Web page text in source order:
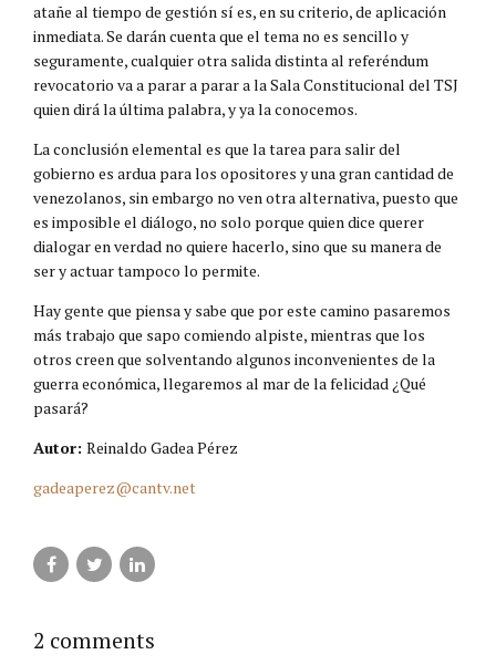
atañe al tiempo de gestión sí es, en su criterio, de aplicación
inmediata. Se darán cuenta que el tema no es sencillo y
seguramente, cualquier otra salida distinta al referéndum
revocatorio va a parar a parar a la Sala Constitucional del TSJ
quien dirá la última palabra, y ya la conocemos.
La conclusión elemental es que la tarea para salir del
gobierno es ardua para los opositores y una gran cantidad de
venezolanos, sin embargo no ven otra alternativa, puesto que
es imposible el diálogo, no solo porque quien dice querer
dialogar en verdad no quiere hacerlo, sino que su manera de
ser y actuar tampoco lo permite.
Hay gente que piensa y sabe que por este camino pasaremos
más trabajo que sapo comiendo alpiste, mientras que los
otros creen que solventando algunos inconvenientes de la
guerra económica, llegaremos al mar de la felicidad ¿Qué
pasará?
Autor: Reinaldo Gadea Pérez
gadeaperez@cantv.net
2 comments